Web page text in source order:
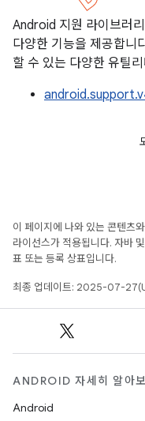
Android 지원 라이브러
다양한 기능을 제공합니
할 수 있는 다양한 유틸
이 페이지에 나와 있는 콘텐츠
라이선스가 적용됩니다. 자바
표 또는 등록 상표입니다.
최종 업데이트: 2025-07-
ANDROID 자세히 알아
Android